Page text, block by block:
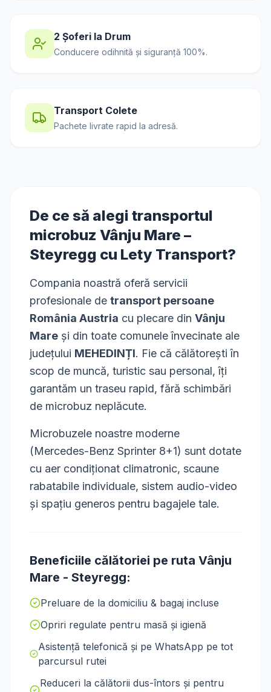
2 Șoferi la Drum
Conducere odihnită și siguranță 100%.
Transport Colete
Pachete livrate rapid la adresă.
De ce să alegi transportul
microbuz Vânju Mare –
Steyregg cu Lety Transport?
Compania noastră oferă servicii
profesionale de transport persoane
România Austria cu plecare din Vânju
Mare și din toate comunele învecinate ale
județului MEHEDINȚI. Fie că călătorești în
scop de muncă, turistic sau personal, îți
garantăm un traseu rapid, fără schimbări
de microbuz neplăcute.
Microbuzele noastre moderne
(Mercedes-Benz Sprinter 8+1) sunt dotate
cu aer condiționat climatronic, scaune
rabatabile individuale, sistem audio-video
și spațiu generos pentru bagajele tale.
Beneficiile călătoriei pe ruta Vânju
Mare - Steyregg:
Preluare de la domiciliu & bagaj incluse
Opriri regulate pentru masă și igienă
Asistență telefonică și pe WhatsApp pe tot
parcursul rutei
Reduceri la călătorii dus-întors și pentru